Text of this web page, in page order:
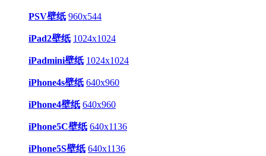
PSV壁纸 960x544
iPad2壁纸 1024x1024
iPadmini壁纸 1024x1024
iPhone4s壁纸 640x960
iPhone4壁纸 640x960
iPhone5C壁纸 640x1136
iPhone5S壁纸 640x1136